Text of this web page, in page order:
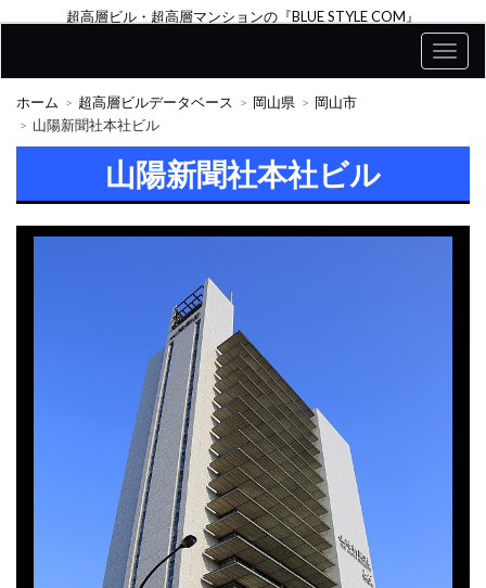
超高層ビル・超高層マンションの『BLUE STYLE COM』
ホーム 超高層ビルデータベース 岡山県
岡山市
山陽新聞社本社ビル
山陽新聞社本社ビル